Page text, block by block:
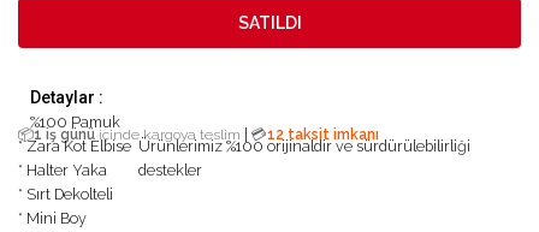
SATILDI
Detaylar :
%100 Pamuk
📦1 iş günü içinde kargoya teslim 💳12 taksit imkanı
* Zara Kot Elbise
* Halter Yaka
* Sırt Dekolteli
* Mini Boy
Ürünlerimiz %100 orijinaldir ve sürdürülebilirliği
destekler